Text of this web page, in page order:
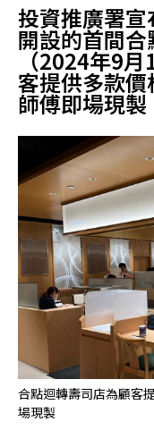
投資推廣署
開設的首間
（2024年9月
客提供多款
師傅即場現製
合點迴轉壽司店為顧客
場現製